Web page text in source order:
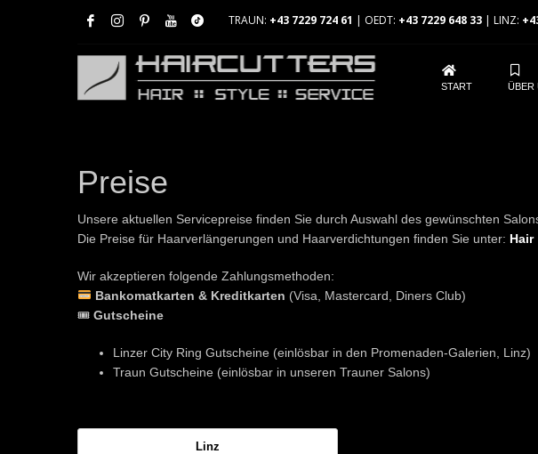
TRAUN: +43 7229 724 61 | OEDT: +43 7229 648 33 | LINZ:
START ÜBER
Preise
Unsere aktuellen Servicepreise finden Sie durch Auswahl des gewünschten
Die Preise für Haarverlängerungen und Haarverdichtungen finden Sie unter:
Wir akzeptieren folgende Zahlungsmethoden:
Bankomatkarten & Kreditkarten (Visa, Mastercard, Diners Club)
🎟 Gutscheine
Linzer City Ring Gutscheine (einlösbar in den Promenaden-Galerien, Linz)
Traun Gutscheine (einlösbar in unseren Trauner Salons)
Linz